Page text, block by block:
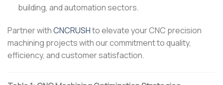
building, and automation sectors.
Partner withCNCRUSHto elevate your CNC precision
machining projects with our commitment to quality,
efficiency, and customer satisfaction.